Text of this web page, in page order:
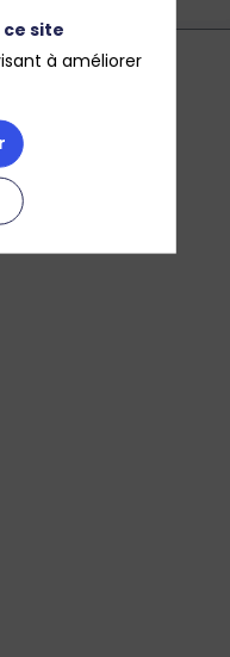
site
à améliorer